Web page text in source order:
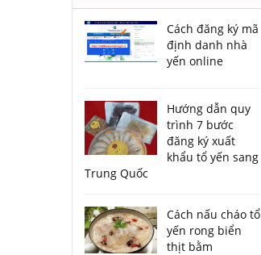
Cách đăng ký mã
định danh nhà
yến online
Hướng dẫn quy
trình 7 bước
đăng ký xuất
khẩu tổ yến sang
Trung Quốc
Cách nấu cháo tổ
yến rong biển
thịt bằm